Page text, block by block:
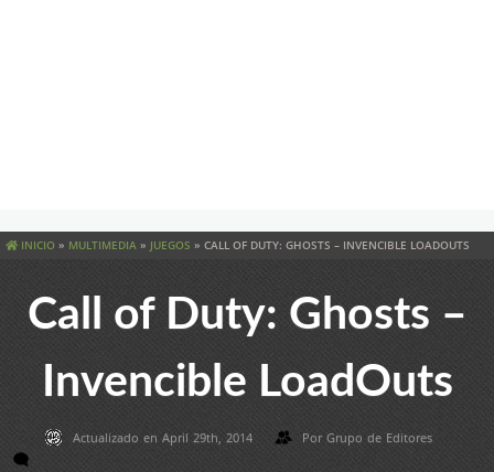
INICIO » MULTIMEDIA » JUEGOS » CALL OF DUTY: GHOSTS – INVENCIBLE LOADOUTS
Call of Duty: Ghosts –
Invencible LoadOuts
Actualizado en April 29th, 2014 Por Grupo de Editores